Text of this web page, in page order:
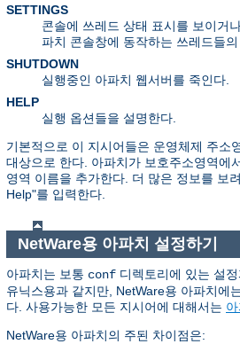
SETTINGS
콘솔에 쓰레드 상태 표시를 보이거
파치 콘솔창에 동작하는 쓰레드들의
SHUTDOWN
실행중인 아파치 웹서버를 죽인다.
HELP
실행 옵션들을 설명한다.
기본적으로 이 지시어들은 운영체제 주소
대상으로 한다. 아파치가 보호주소영역에
영역 이름을 추가한다. 더 많은 정보를 보
Help"를 입력한다.
NetWare용 아파치 설정하기
아파치는 보통 conf 디렉토리에 있는 설
유닉스용과 같지만, NetWare용 아파치에
다. 사용가능한 모든 지시어에 대해서는
NetWare용 아파치의 주된 차이점은: